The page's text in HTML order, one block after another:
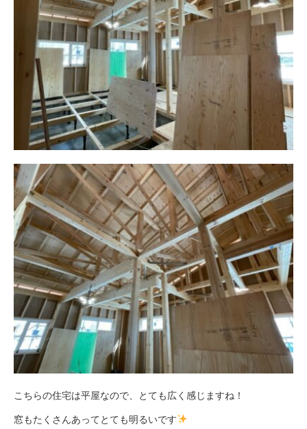
こちらの住宅は平屋なので、とても広く感じますね！
窓もたくさんあってとても明るいです